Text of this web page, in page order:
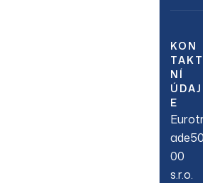
KON
TAKT
NÍ
ÚDAJ
E
ade50
00
s.r.o.